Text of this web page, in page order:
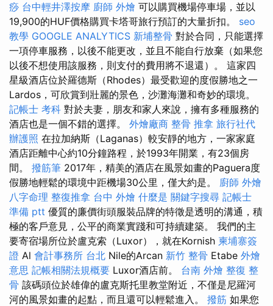
痧 台中輕井澤按摩 廚師 外燴 可以購買機場停車場，並以
19,900的HUF價格購買卡塔哥旅行預訂的大量折扣。 seo
教學 GOOGLE ANALYTICS 新埔整骨 對於合同，只能選擇
一項停車服務，以後不能更改，並且不能自行放棄（如果您
以後不想使用該服務，則支付的費用將不退還）。 這家四
星級酒店位於羅德斯（Rhodes）最受歡迎的度假勝地之一
Lardos，可欣賞到壯麗的景色，沙灘海灘和奇妙的環境。
記帳士 考科 對於夫妻，朋友和家人來說，擁有多種服務的
酒店也是一個不錯的選擇。 外燴廠商 整骨 推拿 旅行社代
辦護照 在拉加納斯（Laganas）較安靜的地方，一家家庭
酒店距離中心約10分鐘路程，於1993年開業，有23個房
間。 撥筋筆 2017年，精美的酒店在風景如畫的Paguera度
假勝地輕鬆的環境中距機場30公里，僅大約是。 廚師 外燴
八字命理 整復推拿 台中 外燴 什麼是 關鍵字搜尋 記帳士
準備 ptt 優質的廉價街頭服裝品牌的特徵是透明的溝通，積
極的客戶意見，公平的商業實踐和可持續建築。 我們的主
要寄宿場所位於盧克索（Luxor），就在Kornish 柬埔寨簽
證 Al 會計事務所 台北 Nile的Arcan 新竹 整骨 Etabe 外燴
意思 記帳相關法規概要 Luxor酒店前。 台南 外燴 整復 整
骨 該碼頭位於雄偉的盧克斯托里教堂附近，不僅是尼羅河
河的風景如畫的起點，而且還可以輕鬆進入。 撥筋 如果您